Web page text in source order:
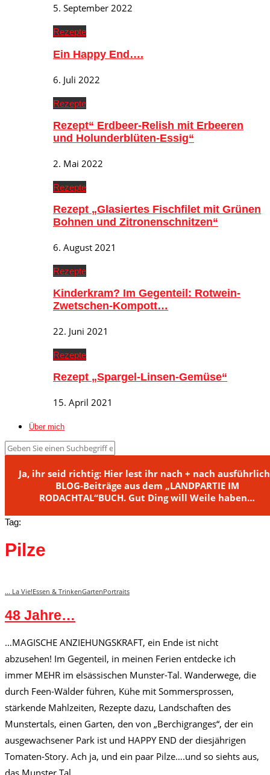
5. September 2022
Rezepte
Ein Happy End….
6. Juli 2022
Rezepte
Rezept“ Erdbeer-Relish mit Erbeeren
und Holunderblüten-Essig“
2. Mai 2022
Rezepte
Rezept „Glasiertes Fischfilet mit Grünen
Bohnen und Zitronenschnitzen“
6. August 2021
Rezepte
Kinderkram? Im Gegenteil: Rotwein-
Zwetschen-Kompott…
22. Juni 2021
Rezepte
Rezept „Spargel-Linsen-Gemüse“
15. April 2021
Über mich
Ja, ihr seid richtig: Hier lest ihr nach + nach
BLOG-Beiträge aus dem „LANDPARTIE IM
RODACHTAL“BUCH. Gut Ding will Weile haben…
Tag:
Pilze
... La Vie!Essen & TrinkenGartenPortraits
48 Jahre…
…MAGISCHE ANZIEHUNGSKRAFT, ein Ende ist nicht
abzusehen! Im Gegenteil, in meinen Ferien entdecke ich
immer MEHR im elsässischen Munster-Tal. Wanderwege, die
durch Feen-Wälder führen, Kühe mit Sommersprossen,
stärkende Mahlzeiten, Rezepte dazu, Landschaften des
Munstertals, einen Garten, den von „Berchigranges“, der ein
ausgewachsener Park ist und HAPPY END der diesjährigen
Tomaten-Story. Ach ja, und ein paar Pilze….und so siehts aus,